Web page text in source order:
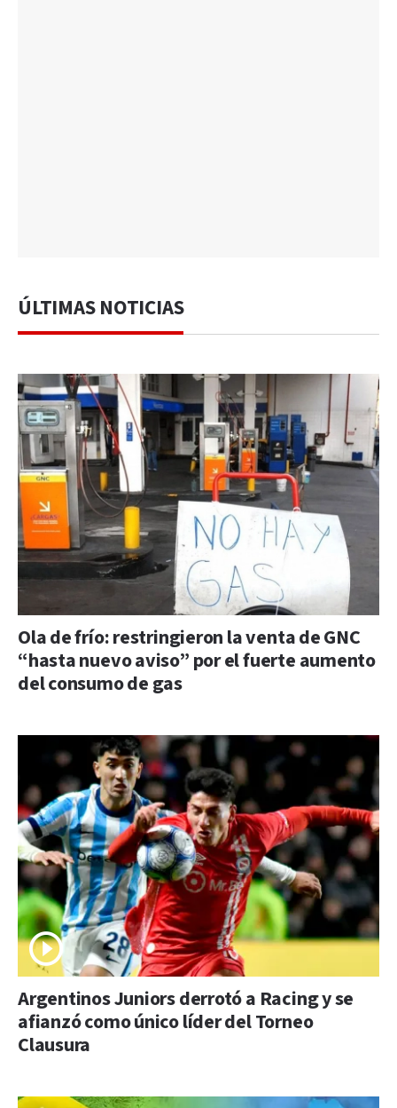
ÚLTIMAS NOTICIAS
Ola de frío: restringieron la venta de GNC
“hasta nuevo aviso” por el fuerte aumento
del consumo de gas
Argentinos Juniors derrotó a Racing y se
afianzó como único líder del Torneo
Clausura